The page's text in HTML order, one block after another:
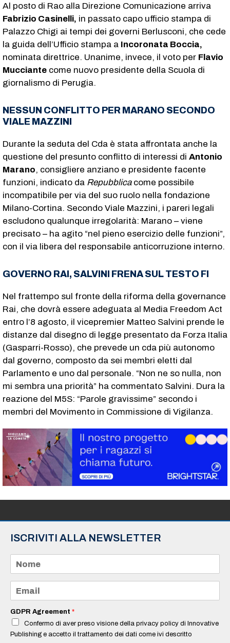
Al posto di Rao alla Direzione Comunicazione arriva
Fabrizio Casinelli, in passato capo ufficio stampa di
Palazzo Chigi ai tempi dei governi Berlusconi, che cede
la guida dell’Ufficio stampa a Incoronata Boccia,
nominata direttrice. Unanime, invece, il voto per Flavio
Mucciante come nuovo presidente della Scuola di
giornalismo di Perugia.
NESSUN CONFLITTO PER MARANO SECONDO
VIALE MAZZINI
Durante la seduta del Cda è stata affrontata anche la
questione del presunto conflitto di interessi di Antonio
Marano, consigliere anziano e presidente facente
funzioni, indicato da Repubblicacome possibile
incompatibile per via del suo ruolo nella fondazione
Milano-Cortina. Secondo Viale Mazzini, i pareri legali
escludono qualunque irregolarità: Marano – viene
precisato – ha agito “nel pieno esercizio delle funzioni”,
con il via libera del responsabile anticorruzione interno.
GOVERNO RAI, SALVINI FRENA SUL TESTO FI
Nel frattempo sul fronte della riforma della governance
Rai, che dovrà essere adeguata al Media Freedom Act
entro l’8 agosto, il vicepremier Matteo Salvini prende le
distanze dal disegno di legge presentato da Forza Italia
(Gasparri-Rosso), che prevede un cda più autonomo
dal governo, composto da sei membri eletti dal
Parlamento e uno dal personale. “Non ne so nulla, non
mi sembra una priorità” ha commentato Salvini. Dura la
reazione del M5S: “Parole gravissime” secondo i
membri del Movimento in Commissione di Vigilanza.
ISCRIVITI ALLA NEWSLETTER
m
e
a
i
*
GDPR Agreement *
Confermo di aver preso visione della privacy policy di Innovative
Publishing e accetto il trattamento dei dati come ivi descritto